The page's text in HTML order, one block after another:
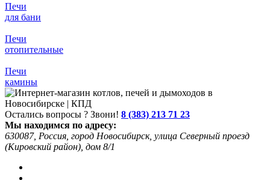
Печи
для бани
Печи
отопительные
Печи
камины
Остались вопросы ? Звони! 8 (383) 213 71 23
Мы находимся по адресу:
630087, Россия, город Новосибирск, улица Северный проезд
(Кировский район), дом 8/1